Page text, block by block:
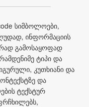
სიმბოლოები,
ინფორმაციის
გამოსაყოფად
ტიპი და
კუთხიანი და
და
ტექსტურ